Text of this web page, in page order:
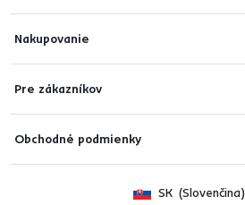
Nakupovanie
Pre zákazníkov
Obchodné podmienky
SK (Slovenčina)